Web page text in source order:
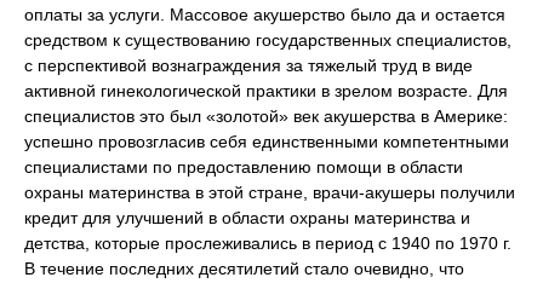
оплаты за услуги. Массовое акушерство было да и остается
средством к существованию государственных специалистов,
с перспективой вознаграждения за тяжелый труд в виде
активной гинекологической практики в зрелом возрасте. Для
специалистов это был «золотой» век акушерства в Америке:
успешно провозгласив себя единственными компетентными
специалистами по предоставлению помощи в области
охраны материнства в этой стране, врачи-акушеры получили
кредит для улучшений в области охраны материнства и
детства, которые прослеживались в период с 1940 по 1970 г.
В течение последних десятилетий стало очевидно, что